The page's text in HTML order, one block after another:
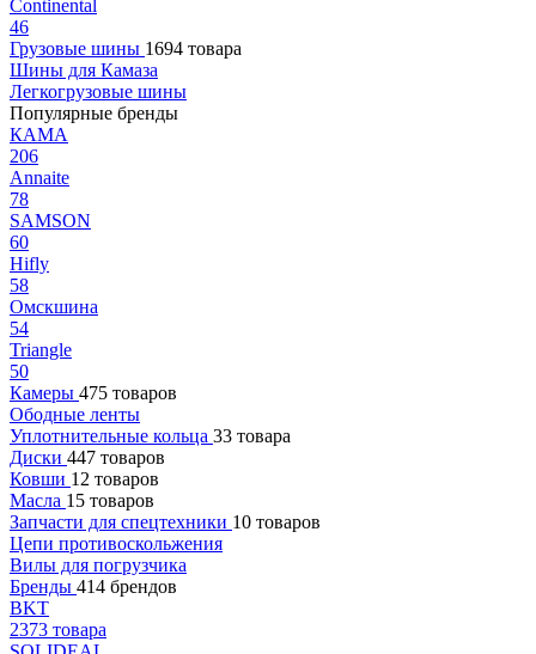
Continental
46
Грузовые шины 1694 товара
Шины для Камаза
Легкогрузовые шины
Популярные бренды
КАМА
206
Annaite
78
SAMSON
60
Hifly
58
Омскшина
54
Triangle
50
Камеры 475 товаров
Ободные ленты
Уплотнительные кольца 33 товара
Диски 447 товаров
Ковши 12 товаров
Масла 15 товаров
Запчасти для спецтехники 10 товаров
Цепи противоскольжения
Вилы для погрузчика
Бренды 414 брендов
BKT
2373 товара